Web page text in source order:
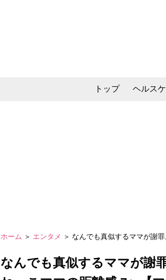
トップ ヘルス
ホーム ＞ エンタメ ＞ なんでも真似するママが謝
なんでも真似するママが謝